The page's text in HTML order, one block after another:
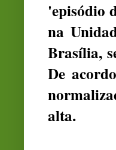
'episódio
na
Brasília,
De
alta.